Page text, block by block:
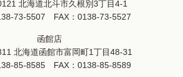
北海道北斗市久根別3丁目4-1
73-5507 FAX：0138-73-5527
函館店
北海道函館市富岡町1丁目48-31
85-8585 FAX：0138-85-8589